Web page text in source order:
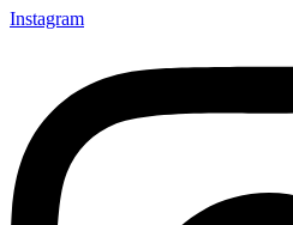
Instagram